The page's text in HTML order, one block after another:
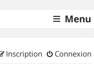
Menu
Connexion
Inscription